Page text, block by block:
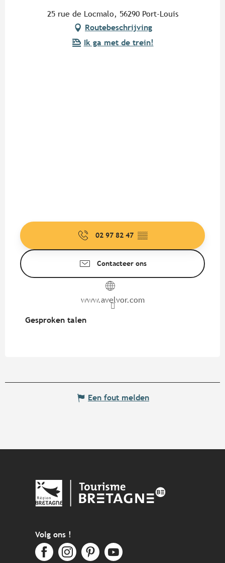
25 rue de Locmalo, 56290 Port-Louis
Routebeschrijving
Ik ga met de trein!
02 97 82 47 ▒▒
Contacteer ons
www.avelvor.com
Gesproken talen
Gesproken talen
Een fout melden
Volg ons !